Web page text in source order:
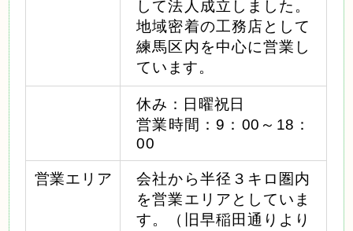
して法人成立しました。
地域密着の工務店として
練馬区内を中心に営業し
ています。
休み：日曜祝日
営業時間：9：00～18：
00
営業エリア
会社から半径３キロ圏内
を営業エリアとしていま
す。（旧早稲田通りより